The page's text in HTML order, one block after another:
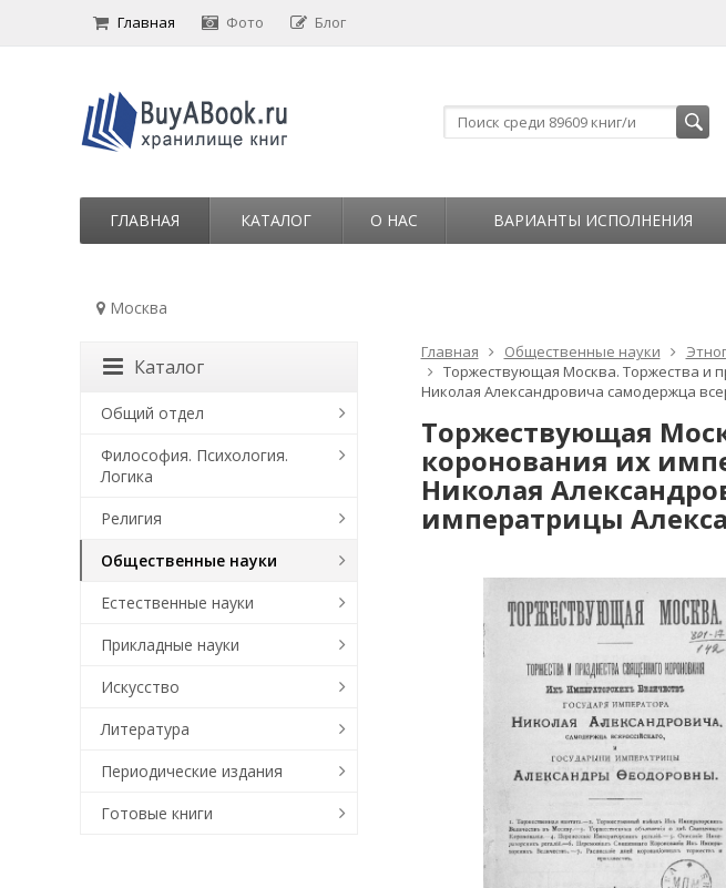
Главная Фото Блог
ГЛАВНАЯ КАТАЛОГ О НАС ВАРИАНТЫ ИСПОЛНЕНИЯ
Москва
Главная Общественные науки
Торжествующая Москва. Торжества и
Николая Александровича самодержца
Торжествующая
коронования их
Николая
императрицы
Каталог
Общий отдел
Философия. Психология.
Логика
Религия
Общественные науки
Естественные науки
Прикладные науки
Искусство
Литература
Периодические издания
Готовые книги